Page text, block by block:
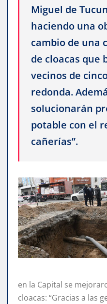
Miguel de
haciendo una
cambio de una
de cloacas que
vecinos de
redonda.
solucionarán
potable con el
cañerías”.
en la Capital se
cloacas: “Gracias a las